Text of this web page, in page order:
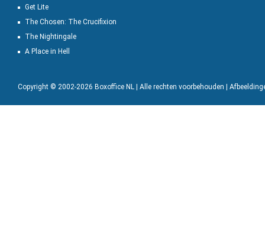
Get Lite
The Chosen: The Crucifixion
The Nightingale
A Place in Hell
Copyright © 2002-2026 Boxoffice NL | Alle rechten voorbehouden |